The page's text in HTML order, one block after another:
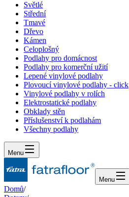
Světlé
Střední
Tmavé
Dřevo
Kámen
Celoplošný
Podlahy pro domácnost
Podlahy pro komerční užití
Lepené vinylové podlahy
Plovoucí vinylové podlahy - click
Vinylové podlahy v rolích
Elektrostatické podlahy
Obklady stěn
Příslušenství k podlahám
Všechny podlahy
Menu
Menu
Domů/